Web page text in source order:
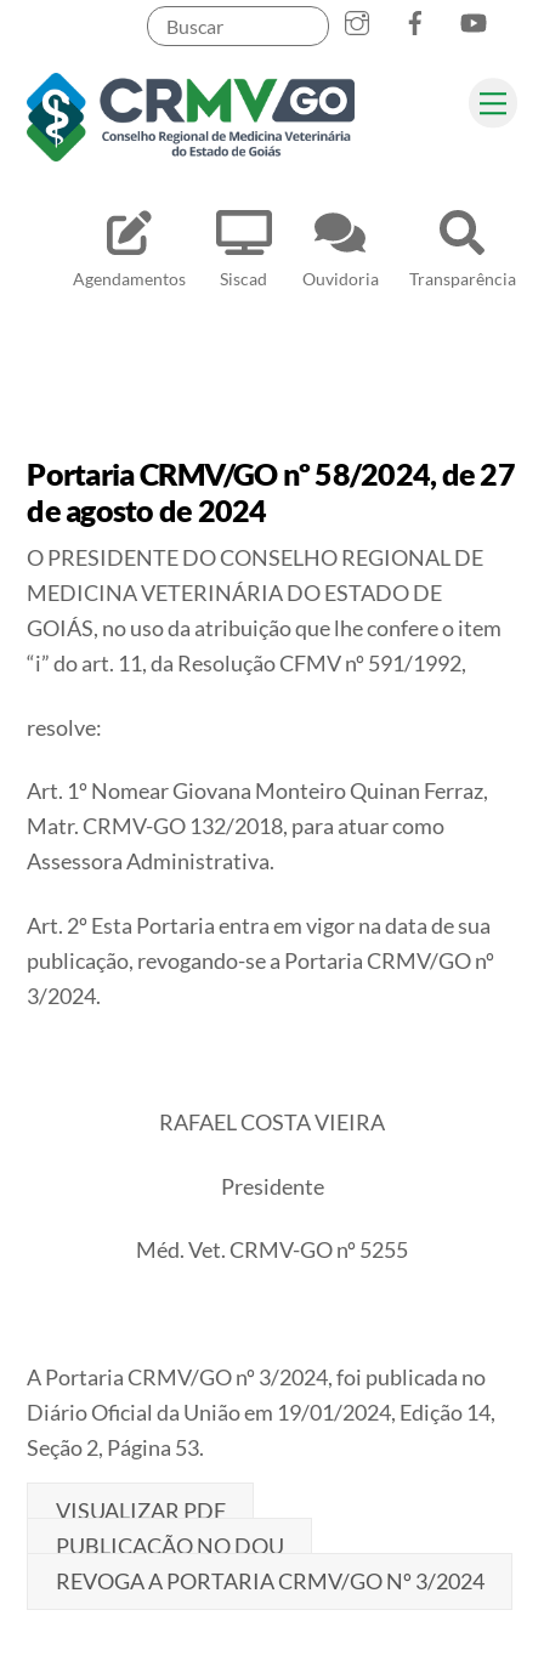
content
Agendamentos Siscad Ouvidoria Transparência
Pesquisar
Portaria CRMV/GO nº 58/2024, de 27
de agosto de 2024
O PRESIDENTE DO CONSELHO REGIONAL DE
MEDICINA VETERINÁRIA DO ESTADO DE
GOIÁS, no uso da atribuição que lhe confere o item
“i” do art. 11, da Resolução CFMV nº 591/1992,
resolve:
Art. 1º Nomear Giovana Monteiro Quinan Ferraz,
Matr. CRMV-GO 132/2018, para atuar como
Assessora Administrativa.
Art. 2º Esta Portaria entra em vigor na data de sua
publicação, revogando-se a Portaria CRMV/GO nº
3/2024.
RAFAEL COSTA VIEIRA
Presidente
Méd. Vet. CRMV-GO nº 5255
A Portaria CRMV/GO nº 3/2024, foi publicada no
Diário Oficial da União em 19/01/2024, Edição 14,
Seção 2, Página 53.
VISUALIZAR PDF
PUBLICAÇÃO NO DOU
REVOGA A PORTARIA CRMV/GO Nº 3/2024